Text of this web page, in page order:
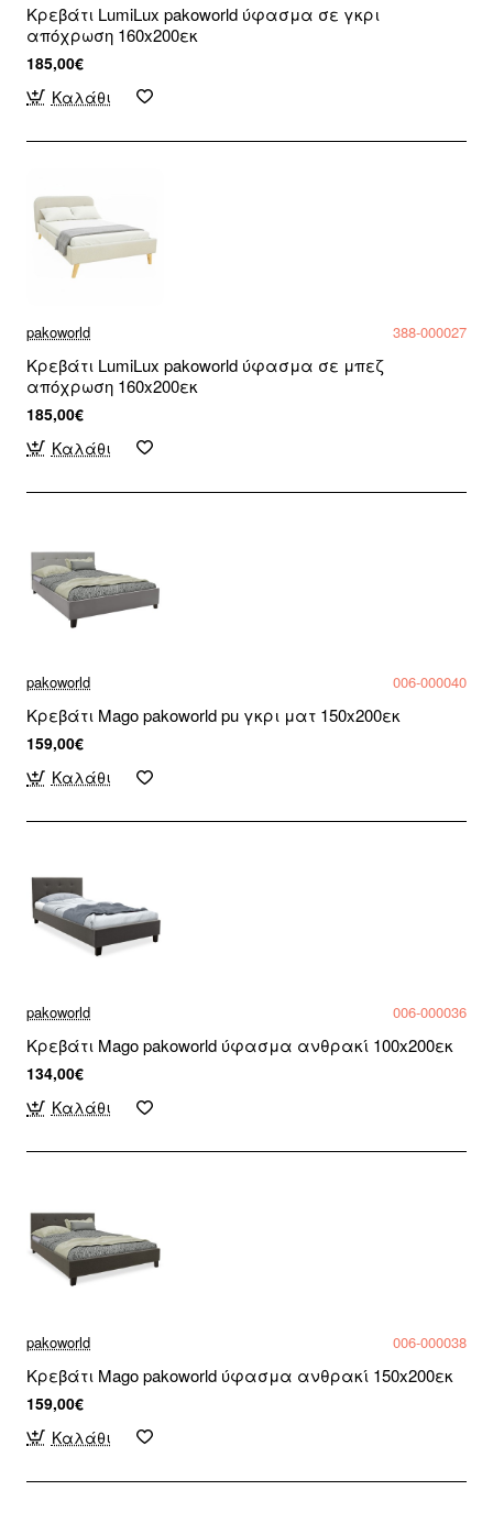
Κρεβάτι LumiLux pakoworld ύφασμα σε γκρι
απόχρωση 160x200εκ
185,00€
Καλάθι
pakoworld 388-000027
Κρεβάτι LumiLux pakoworld ύφασμα σε μπεζ
απόχρωση 160x200εκ
185,00€
Καλάθι
pakoworld 006-000040
Κρεβάτι Mago pakoworld pu γκρι ματ 150x200εκ
159,00€
Καλάθι
pakoworld 006-000036
Κρεβάτι Mago pakoworld ύφασμα ανθρακί 100x200εκ
134,00€
Καλάθι
pakoworld 006-000038
Κρεβάτι Mago pakoworld ύφασμα ανθρακί 150x200εκ
159,00€
Καλάθι